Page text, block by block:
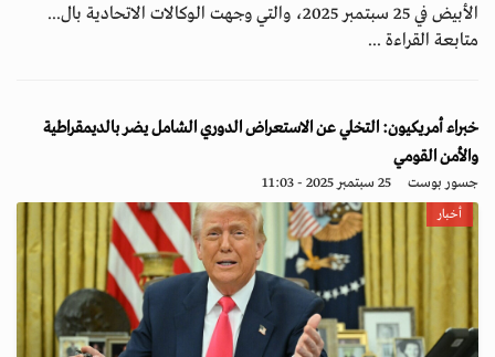
الأبيض في 25 سبتمبر 2025، والتي وجهت الوكالات الاتحادية بال...
متابعة القراءة ...
خبراء أمريكيون: التخلي عن الاستعراض الدوري الشامل يضر بالديمقراطية
والأمن القومي
جسور بوست 25 سبتمبر 2025 - 11:03
أخبار